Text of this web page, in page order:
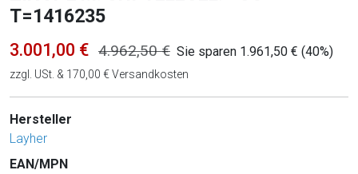
T=1416235
3.001,00 € 4.962,50 € Sie sparen 1.961,50 € (40%)
zzgl. USt. & 170,00 € Versandkosten
Hersteller
Layher
EAN/MPN